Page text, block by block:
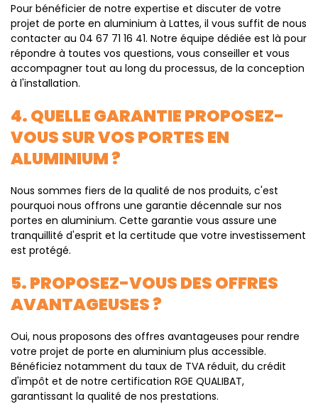
Pour bénéficier de notre expertise et discuter de votre
projet de porte en aluminium à Lattes, il vous suffit de nous
contacter au 04 67 71 16 41. Notre équipe dédiée est là pour
répondre à toutes vos questions, vous conseiller et vous
accompagner tout au long du processus, de la conception
à l'installation.
4. QUELLE GARANTIE PROPOSEZ-
VOUS SUR VOS PORTES EN
ALUMINIUM ?
Nous sommes fiers de la qualité de nos produits, c'est
pourquoi nous offrons une garantie décennale sur nos
portes en aluminium. Cette garantie vous assure une
tranquillité d'esprit et la certitude que votre investissement
est protégé.
5. PROPOSEZ-VOUS DES OFFRES
AVANTAGEUSES ?
Oui, nous proposons des offres avantageuses pour rendre
votre projet de porte en aluminium plus accessible.
Bénéficiez notamment du taux de TVA réduit, du crédit
d'impôt et de notre certification RGE QUALIBAT,
garantissant la qualité de nos prestations.